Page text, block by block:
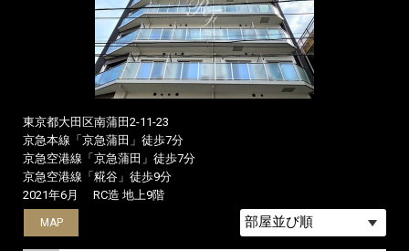
東京都大田区南蒲田2-11-23
京急本線「京急蒲田」徒歩7分
京急空港線「京急蒲田」徒歩7分
京急空港線「糀谷」徒歩9分
2021年6月
RC造 地上9階
MAP